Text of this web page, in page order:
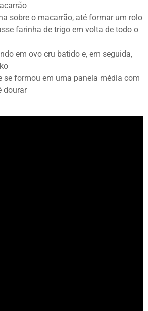
sobre o macarrão, até formar um rolo
farinha de trigo em volta de todo o
em ovo cru batido e, em seguida,
se formou em uma panela média com
dourar